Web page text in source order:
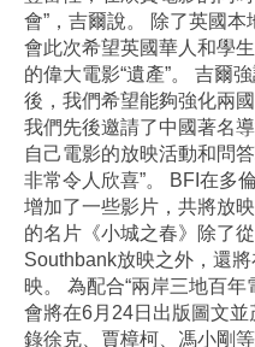
會”，吉爾說。 除了英國
會此次希望英國華人和學
的偉大電影“遺產”。 吉爾
後，我們希望能夠強化兩
我們先後邀請了中國著名
自己電影的放映活動和問
非常令人欣喜”。 BFI在多
增加了一些影片，共將放
的名片《小城之春》除了
Southbank放映之外，還
映。 為配合“兩岸三地百
會將在6月24日出版圖文
錄徐克、賈樟柯、馮小剛